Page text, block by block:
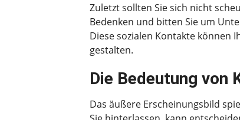
Zuletzt sollten Sie sich nicht
Bedenken und bitten Sie um
Diese sozialen Kontakte können
gestalten.
Die Bedeutung von
Das äußere Erscheinungsbild